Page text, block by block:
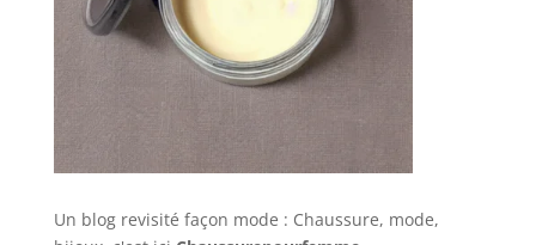
Un blog revisité façon mode : Chaussure, mode,